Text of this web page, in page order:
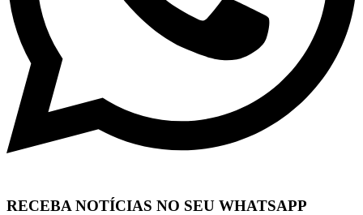
RECEBA NOTÍCIAS NO SEU WHATSAPP